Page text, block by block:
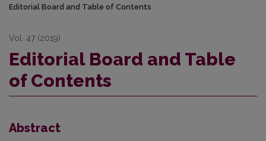
Editorial Board and Table of Contents
Vol. 47 (2019)
Editorial Board and Table
of Contents
Abstract